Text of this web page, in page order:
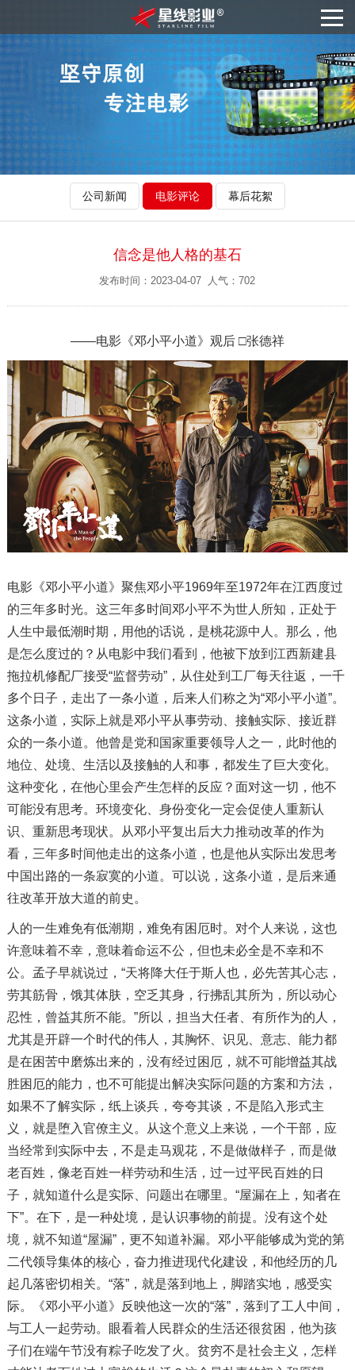
公司新闻 电影评论 幕后花絮
信念是他人格的基石
发布时间：2023-04-07 人气：702
——电影《邓小平小道》观后 □张德祥
电影《邓小平小道》聚焦邓小平1969年至1972年在江西度过
的三年多时光。这三年多时间邓小平不为世人所知，正处于
人生中最低潮时期，用他的话说，是桃花源中人。那么，他
是怎么度过的？从电影中我们看到，他被下放到江西新建县
拖拉机修配厂接受“监督劳动”，从住处到工厂每天往返，一千
多个日子，走出了一条小道，后来人们称之为“邓小平小道”。
这条小道，实际上就是邓小平从事劳动、接触实际、接近群
众的一条小道。他曾是党和国家重要领导人之一，此时他的
地位、处境、生活以及接触的人和事，都发生了巨大变化。
这种变化，在他心里会产生怎样的反应？面对这一切，他不
可能没有思考。环境变化、身份变化一定会促使人重新认
识、重新思考现状。从邓小平复出后大力推动改革的作为
看，三年多时间他走出的这条小道，也是他从实际出发思考
中国出路的一条寂寞的小道。可以说，这条小道，是后来通
往改革开放大道的前史。
人的一生难免有低潮期，难免有困厄时。对个人来说，这也
许意味着不幸，意味着命运不公，但也未必全是不幸和不
公。孟子早就说过，“天将降大任于斯人也，必先苦其心志，
劳其筋骨，饿其体肤，空乏其身，行拂乱其所为，所以动心
忍性，曾益其所不能。”所以，担当大任者、有所作为的人，
尤其是开辟一个时代的伟人，其胸怀、识见、意志、能力都
是在困苦中磨炼出来的，没有经过困厄，就不可能增益其战
胜困厄的能力，也不可能提出解决实际问题的方案和方法，
如果不了解实际，纸上谈兵，夸夸其谈，不是陷入形式主
义，就是堕入官僚主义。从这个意义上来说，一个干部，应
当经常到实际中去，不是走马观花，不是做做样子，而是做
老百姓，像老百姓一样劳动和生活，过一过平民百姓的日
子，就知道什么是实际、问题出在哪里。“屋漏在上，知者在
下”。在下，是一种处境，是认识事物的前提。没有这个处
境，就不知道“屋漏”，更不知道补漏。邓小平能够成为党的第
二代领导集体的核心，奋力推进现代化建设，和他经历的几
起几落密切相关。“落”，就是落到地上，脚踏实地，感受实
际。《邓小平小道》反映他这一次的“落”，落到了工人中间，
与工人一起劳动。眼看着人民群众的生活还很贫困，他为孩
子们在端午节没有粽子吃发了火。贫穷不是社会主义，怎样